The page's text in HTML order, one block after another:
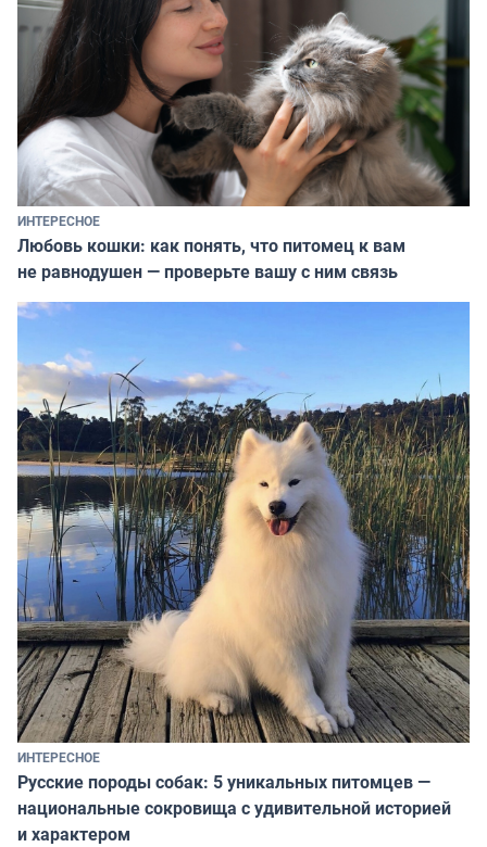
ИНТЕРЕСНОЕ
Любовь кошки: как понять, что питомец к вам
не равнодушен — проверьте вашу с ним связь
ИНТЕРЕСНОЕ
Русские породы собак: 5 уникальных питомцев —
национальные сокровища с удивительной историей
и характером